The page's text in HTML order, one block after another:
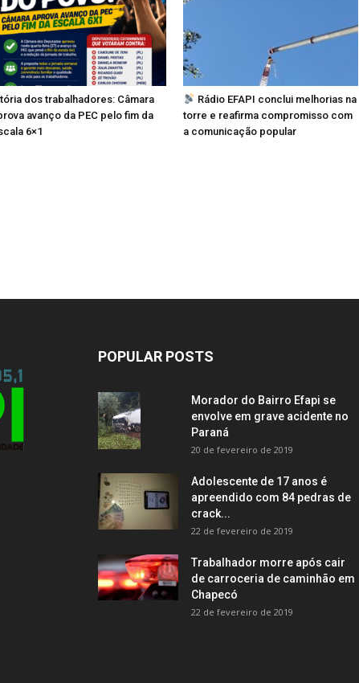
dos trabalhadores: Câmara
avanço da PEC pelo fim da
6×1
Rádio EFAPI conclui melhorias na
torre e reafirma compromisso com
a comunicação popular
POPULAR POSTS
Morador do Bairro Efapi se
envolve em grave acidente no
Paraná
20 de fevereiro de 2019
Adolescente de 17 anos é
apreendido com 84 pedras de
crack...
22 de fevereiro de 2019
Trabalhador morre após cair
de carroceria de caminhão em
Chapecó
22 de fevereiro de 2019